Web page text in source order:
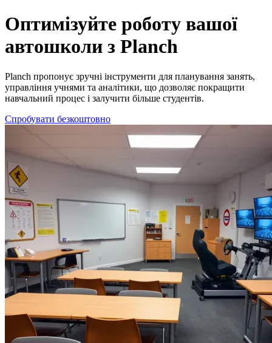
Ефективне програмне забезпечення для автошкіл | Planch
Оптимізуйте роботу вашої
автошколи з Planch
Planch пропонує зручні інструменти для планування занять,
управління учнями та аналітики, що дозволяє покращити
навчальний процес і залучити більше студентів.
Спробувати безкоштовно